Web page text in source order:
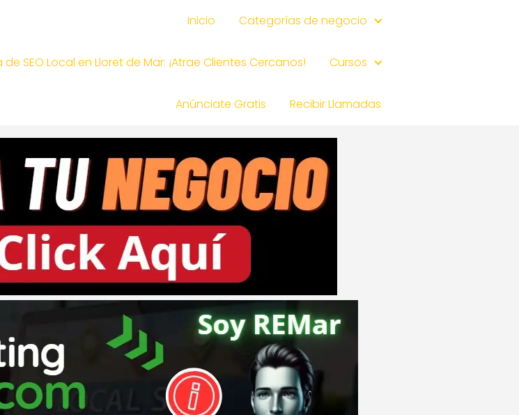
Inicio Categorías de negocio
SEO Local en Lloret de Mar: ¡Atrae Clientes Cercanos! Cursos
Anúnciate Gratis Recibir Llamadas